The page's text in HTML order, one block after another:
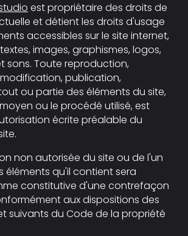
est propriétaire des droits de
et détient les droits d'usage
accessibles sur le site internet,
images, graphismes, logos,
sons. Toute reproduction,
publication,
ou partie des éléments du site,
ou le procédé utilisé, est
écrite préalable du
non autorisée du site ou de l'un
éléments qu'il contient sera
constitutive d'une contrefaçon
aux dispositions des
suivants du Code de la propriété